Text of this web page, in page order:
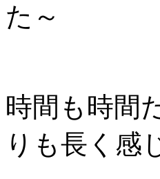
た～
時間も時間
りも長く感